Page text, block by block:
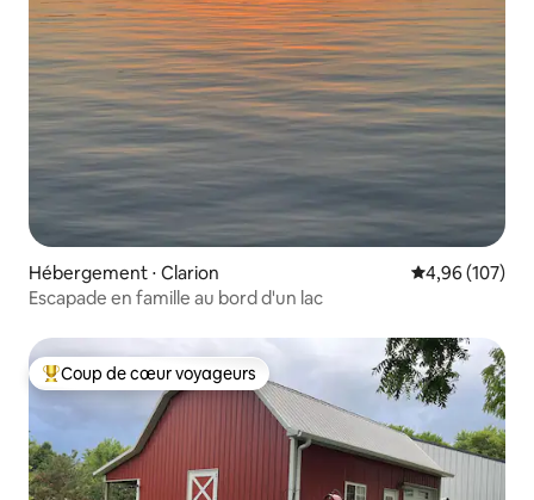
Hébergement ⋅ Clarion Évaluation
4,96 (107)
Escapade en famille au bord d'un lac
Coups de cœur voyageurs les plus appréciés
Coup de cœur voyageurs